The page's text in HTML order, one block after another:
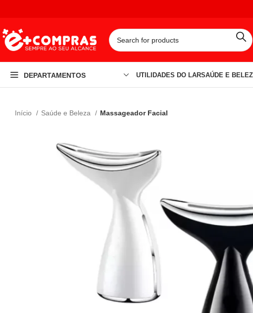
DEPARTAMENTOS UTILIDADES DO LARSAÚDE E
Início Saúde e Beleza Massageador Facial